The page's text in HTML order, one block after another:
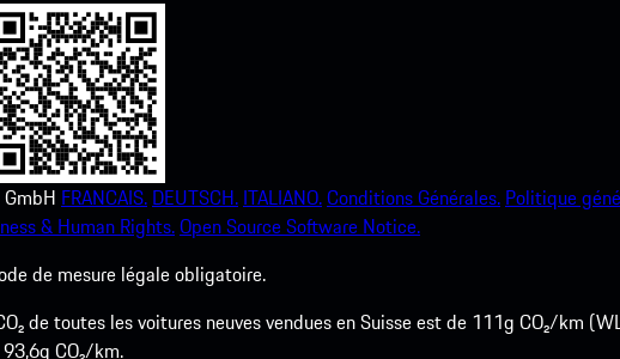
FRANCAIS. DEUTSCH. ITALIANO.Conditions Générales. Politique
& Human Rights.Open Source Software Notice.
de mesure légale obligatoire.
de toutes les voitures neuves vendues en Suisse est de 111g CO₂/km
CO₂/km.